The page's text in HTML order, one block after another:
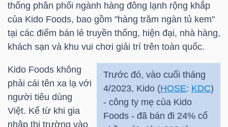
thống phân phối ngành hàng đông lạnh rộng khắp
của Kido Foods, bao gồm "hàng trăm ngàn tủ kem"
tại các điểm bán lẻ truyền thống, hiện đại, nhà hàng,
khách sạn và khu vui chơi giải trí trên toàn quốc.
Trước đó, vào cuối tháng
4/2023, Kido (HOSE: KDC)
- công ty mẹ của Kido
Foods - đã bán đi 24% cổ
Kido Foods không
phải cái tên xa lạ với
người tiêu dùng
Việt. Kể từ khi gia
nhập thị trường vào
TÀI
CHÍNH
CÁ
PHÂN
TÍCH